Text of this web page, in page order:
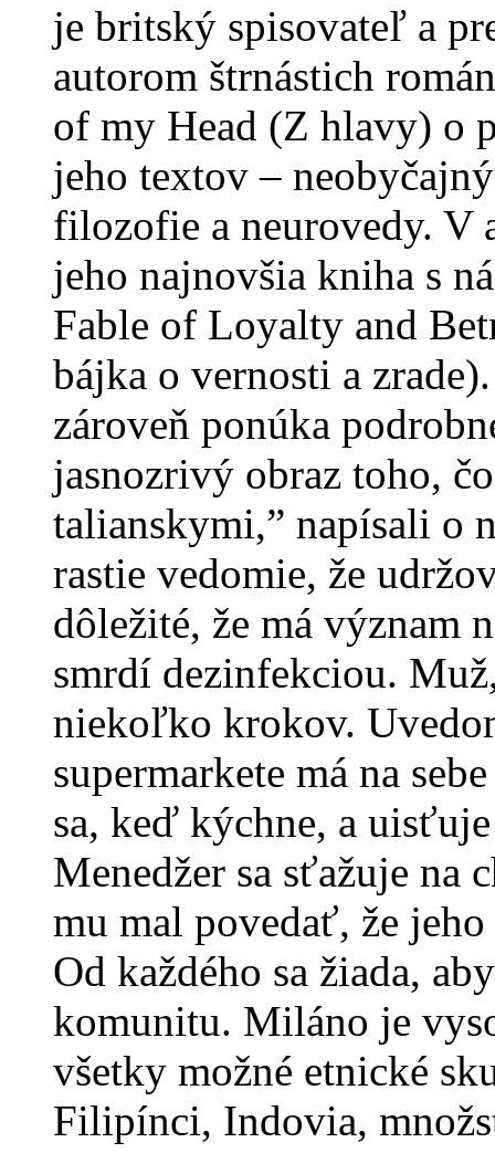
je britský spisovateľ a
autorom štrnástich
of my Head (Z hlavy) o
jeho textov –
filozofie a neurovedy. V
jeho najnovšia kniha s
Fable of Loyalty and
bájka o vernosti a
zároveň ponúka
jasnozrivý obraz toho,
talianskymi,” napísali o
rastie vedomie, že
dôležité, že má význam
smrdí dezinfekciou.
niekoľko krokov.
supermarkete má na
sa, keď kýchne, a
Menedžer sa sťažuje na
mu mal povedať, že
Od každého sa žiada,
komunitu. Miláno je
všetky možné etnické
Filipínci, Indovia,